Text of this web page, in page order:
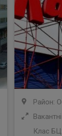
Район:
Клас БЦ: